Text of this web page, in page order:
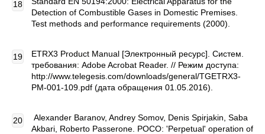
Detection of Combustible Gases in Domestic Premises.
Test methods and performance requirements (2000).
ETRX3 Product Manual [Электронный ресурс]. Систем.
требования: Adobe Acrobat Reader. // Режим доступа:
http://www.telegesis.com/downloads/general/TGETRX3-
PM-001-109.pdf (дата обращения 01.05.2016).
Alexander Baranov, Andrey Somov, Denis Spirjakin, Saba
Akbari, Roberto Passerone. POCO: 'Perpetual' operation of